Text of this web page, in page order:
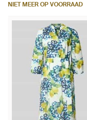
NIET MEER OP VOORRAAD